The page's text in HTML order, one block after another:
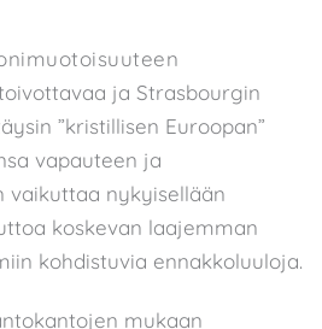
ja Strasbourgin
”kristillisen Euroopan”
vapauteen ja
vaikuttaa nykyisellään
koskevan laajemman
kohdistuvia ennakkoluuloja.
mukaan